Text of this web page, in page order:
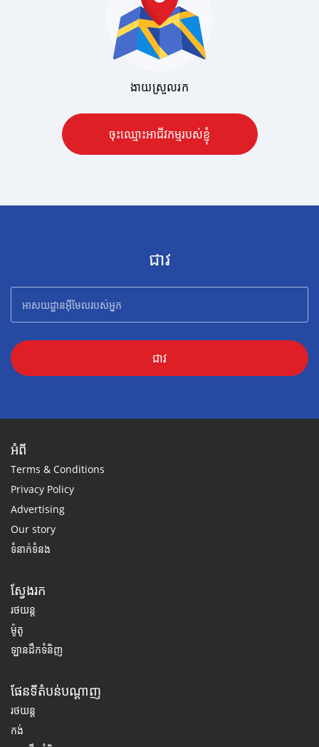
ងាយស្រួលរក
ចុះឈ្មោះអាជីវកម្មរបស់ខ្ញុំ
ជាវ
ជាវ
អំពី
Terms & Conditions
Privacy Policy
Advertising
Our story
ទំនាក់ទំនង
ស្វែងរក
រថយន្ត
ម៉ូតូ
ឡានដឹកទំនិញ
ផែនទីតំបន់បណ្តាញ
រថយន្ត
កង់